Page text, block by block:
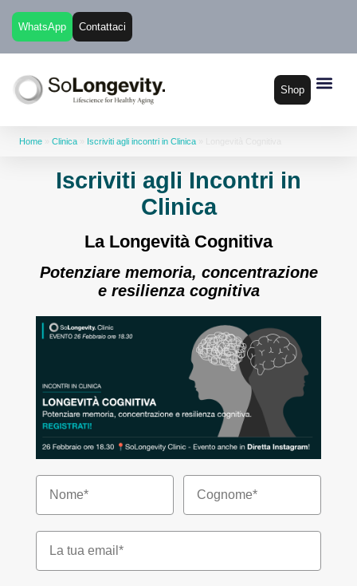
WhatsApp Contattaci
Shop
Home Clinica Iscriviti agli incontri in Clinica
Iscriviti agli Incontri in
Clinica
La Longevità Cognitiva
Potenziare memoria, concentrazione
e resilienza cognitiva
Il tuo indirizzo email*